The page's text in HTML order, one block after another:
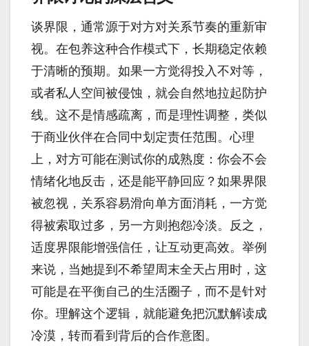
谈界限，通常源于对方对关系节奏的重新审
视。在包养这种合作模式下，长期稳定依赖
于清晰的预期。如果一方觉得投入不对等，
或者私人空间被侵蚀，就会自然地拉起防护
线。这不是情感疏离，而是理性调整，类似
于商业伙伴在合同中划定责任范围。心理
上，对方可能在测试你的成熟度：你会不会
情绪化地反击，还是能平静回应？如果界限
被忽视，关系容易滑向单方面消耗，一方觉
得被索取过多，另一方则抱怨冷淡。反之，
适度界限能增强信任，让互动更高效。举例
来说，当她提到不希望周末全天占用时，这
可能是在平衡自己的生活圈子，而不是针对
你。理解这个逻辑，就能避免把沉默解读成
冷漠，转而看到背后的合作意图。